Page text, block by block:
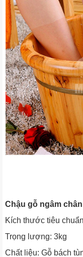
Chậu gỗ ngâm
Kích thước tiêu
Trọng lượng: 3kg
Chất liệu: Gỗ bách